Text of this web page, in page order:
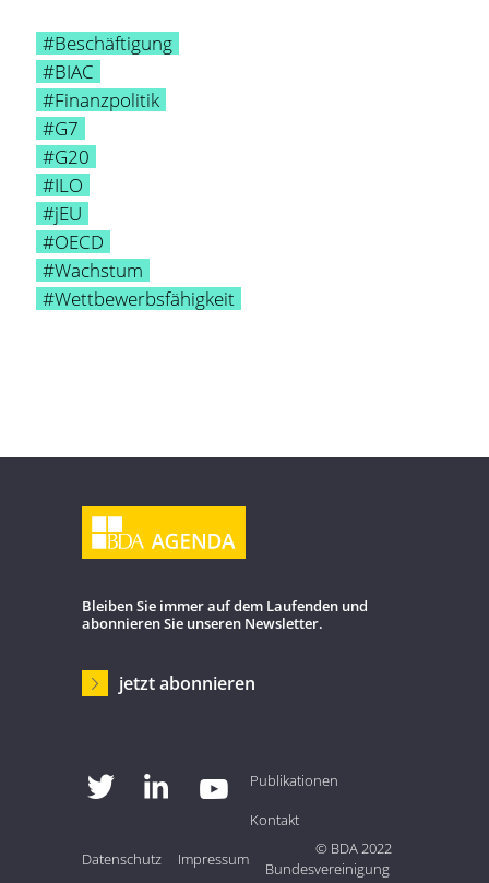
#Beschäftigung
#BIAC
#Finanzpolitik
#G7
#G20
#ILO
#jEU
#OECD
#Wachstum
#Wettbewerbsfähigkeit
Bleiben Sie immer auf dem Laufenden und
abonnieren Sie unseren Newsletter.
jetzt abonnieren
  
Publikationen
Kontakt
Datenschutz
Impressum
© BDA 2022
Bundesvereinigung